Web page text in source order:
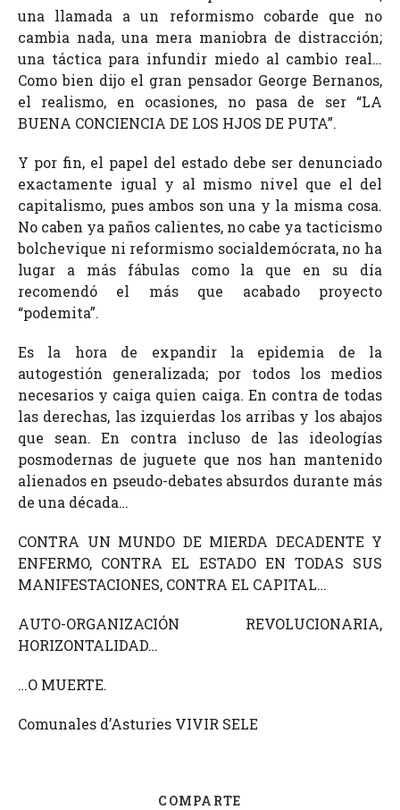
una llamada a un reformismo cobarde que no
cambia nada, una mera maniobra de distracción;
una táctica para infundir miedo al cambio real…
Como bien dijo el gran pensador George Bernanos,
el realismo, en ocasiones, no pasa de ser “LA
BUENA CONCIENCIA DE LOS HJOS DE PUTA”.
Y por fin, el papel del estado debe ser denunciado
exactamente igual y al mismo nivel que el del
capitalismo, pues ambos son una y la misma cosa.
No caben ya paños calientes, no cabe ya tacticismo
bolchevique ni reformismo socialdemócrata, no ha
lugar a más fábulas como la que en su día
recomendó el más que acabado proyecto
“podemita”.
Es la hora de expandir la epidemia de la
autogestión generalizada; por todos los medios
necesarios y caiga quien caiga. En contra de todas
las derechas, las izquierdas los arribas y los abajos
que sean. En contra incluso de las ideologías
posmodernas de juguete que nos han mantenido
alienados en pseudo-debates absurdos durante más
de una década…
CONTRA UN MUNDO DE MIERDA DECADENTE Y
ENFERMO, CONTRA EL ESTADO EN TODAS SUS
MANIFESTACIONES, CONTRA EL CAPITAL…
AUTO-ORGANIZACIÓN REVOLUCIONARIA,
HORIZONTALIDAD…
…O MUERTE.
Comunales d’Asturies VIVIR SELE
COMPARTE